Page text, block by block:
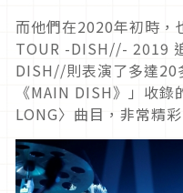
而他們在2020年初時，
TOUR -DISH//- 2019
DISH//則表演了多達20
《MAIN DISH》」收
LONG〉曲目，非常精彩